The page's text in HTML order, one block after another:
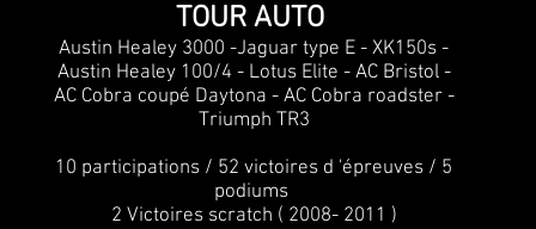
TOUR AUTO
Austin Healey 3000 -Jaguar type E - XK150s -
Austin Healey 100/4 - Lotus Elite - AC Bristol -
AC Cobra coupé Daytona - AC Cobra roadster -
Triumph TR3
10 participations / 52 victoires d 'épreuves / 5
podiums
2 Victoires scratch ( 2008- 2011 )